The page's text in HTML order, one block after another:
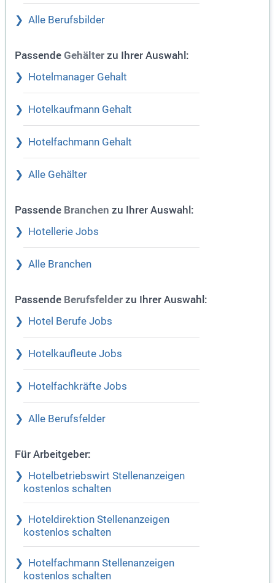
Alle Berufsbilder
Passende Gehälter zu Ihrer Auswahl:
Hotelmanager Gehalt
Hotelkaufmann Gehalt
Hotelfachmann Gehalt
Alle Gehälter
Passende Branchen zu Ihrer Auswahl:
Hotellerie Jobs
Alle Branchen
Passende Berufsfelder zu Ihrer Auswahl:
Hotel Berufe Jobs
Hotelkaufleute Jobs
Hotelfachkräfte Jobs
Alle Berufsfelder
Für Arbeitgeber:
Hotelbetriebswirt Stellenanzeigen
kostenlos schalten
Hoteldirektion Stellenanzeigen
kostenlos schalten
Hotelfachmann Stellenanzeigen
kostenlos schalten